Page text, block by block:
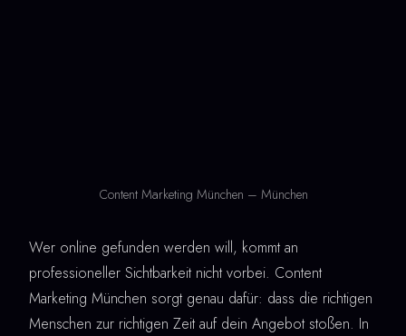
Content Marketing München – München
Wer online gefunden werden will, kommt an
professioneller Sichtbarkeit nicht vorbei. Content
Marketing München sorgt genau dafür: dass die richtigen
Menschen zur richtigen Zeit auf dein Angebot stoßen. In